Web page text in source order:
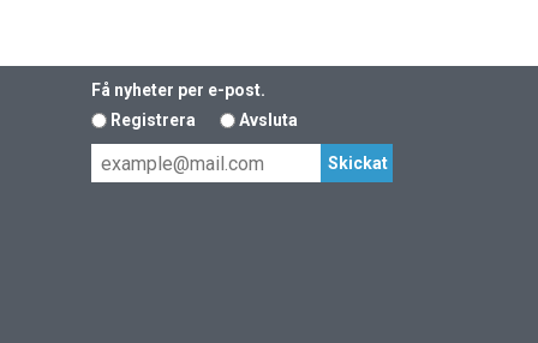
Få nyheter per e-post.
Registrera
Avsluta